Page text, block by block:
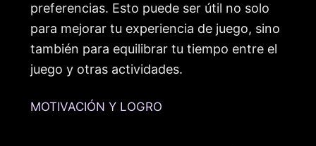
preferencias. Esto puede ser útil no solo
para mejorar tu experiencia de juego, sino
también para equilibrar tu tiempo entre el
juego y otras actividades.
MOTIVACIÓN Y LOGRO